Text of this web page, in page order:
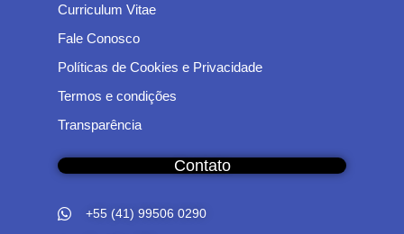
Curriculum Vitae
Fale Conosco
Políticas de Cookies e Privacidade
Termos e condições
Transparência
Contato
+55 (41) 99506 0290